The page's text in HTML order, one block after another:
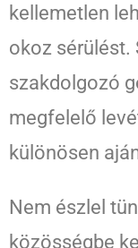
kellemetlen
okoz sérülést.
szakdolgozó
megfelelő
különösen
Nem észlel
közösségbe